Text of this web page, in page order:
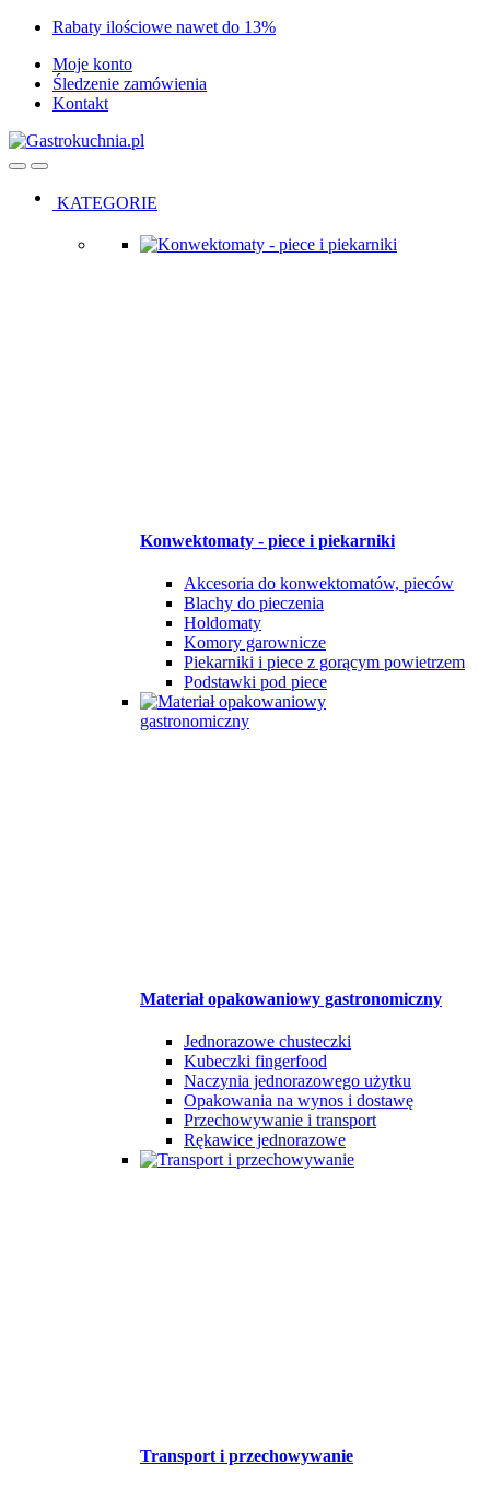
Skip
navigation
Skip
content
Rabaty ilościowe nawet do 13%
Moje konto
Śledzenie zamówienia
Kontakt
OpenClose
KATEGORIE
Konwektomaty - piece i piekarniki
Akcesoria do konwektomatów, pieców
Blachy do pieczenia
Holdomaty
Komory garownicze
Piekarniki i piece z gorącym powietrzem
Podstawki pod piece
Materiał opakowaniowy gastronomiczny
Jednorazowe chusteczki
Kubeczki fingerfood
Naczynia jednorazowego użytku
Opakowania na wynos i dostawę
Przechowywanie i transport
Rękawice jednorazowe
Transport i przechowywanie